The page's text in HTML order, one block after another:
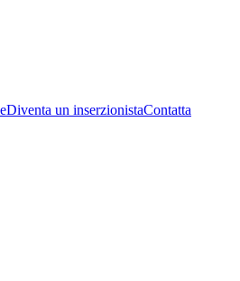
Diventa un inserzionistaContatta